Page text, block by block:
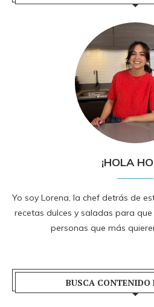
¡HOLA
Yo soy Lorena, la chef detrás de
recetas dulces y saladas para
personas que más
BUSCA CONTENIDO